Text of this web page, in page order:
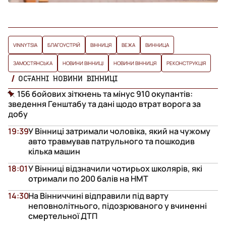
VINNYTSIA БЛАГОУСТРІЙ ВІННИЦЯ ВЕЖА ВИННИЦА
ЗАМОСТЯНСЬКА НОВИНИ ВІННИЦІ НОВИНИ ВІННИЦЯ РЕКОНСТРУКЦІЯ
ОСТАННІ НОВИНИ ВІННИЦІ
156 бойових зіткнень та мінус 910 окупантів:
зведення Генштабу та дані щодо втрат ворога за
добу
У Вінниці затримали чоловіка, який на чужому
авто травмував патрульного та пошкодив
кілька машин
19:39
У Вінниці відзначили чотирьох школярів, які
отримали по 200 балів на НМТ
18:01
На Вінниччині відправили під варту
неповнолітнього, підозрюваного у вчиненні
смертельної ДТП
14:30